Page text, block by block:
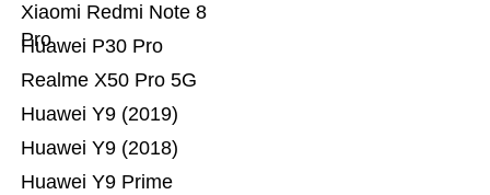
Huawei Y9 Prime
Huawei Y9 (2018)
Huawei Y9 (2019)
Realme X50 Pro 5G
Huawei P30 Pro
Xiaomi Redmi Note 8
Pro